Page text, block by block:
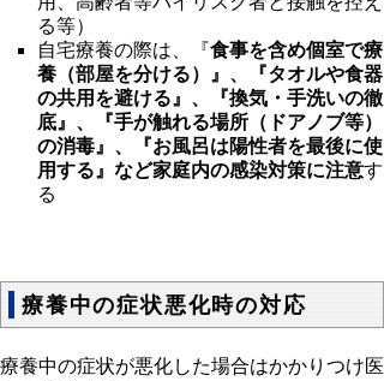
る等）
自宅療養の際は、『食事を含め個室で療
養（部屋を分ける）』、『タオルや食器
の共用を避ける』、『換気・手洗いの徹
底』、『手が触れる場所（ドアノブ等）
の消毒』、『お風呂は陽性者を最後に使
用する』など家庭内の感染対策に注意す
る
療養中の症状悪化時の対応
療養中の症状が悪化した場合はかかりつけ医